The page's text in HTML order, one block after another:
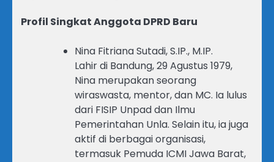
Profil Singkat Anggota DPRD Baru
Nina Fitriana Sutadi, S.IP., M.IP.
Lahir di Bandung, 29 Agustus 1979,
Nina merupakan seorang
wiraswasta, mentor, dan MC. Ia lulus
dari FISIP Unpad dan Ilmu
Pemerintahan Unla. Selain itu, ia juga
aktif di berbagai organisasi,
termasuk Pemuda ICMI Jawa Barat,